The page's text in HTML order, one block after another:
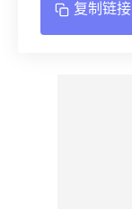
复制链接